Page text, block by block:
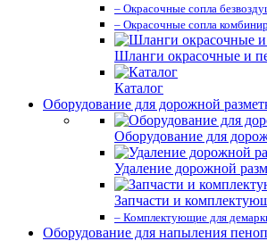
– Окрасочные сопла
– Окрасочные сопла
Шланги окрасочные и
Каталог
Оборудование для дорожной
Оборудование для
Удаление дорожной
Запчасти и
– Комплектующие для
Оборудование для напыления